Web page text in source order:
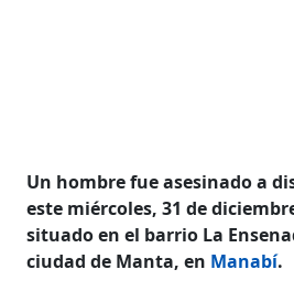
Un hombre fue asesinado a
este miércoles, 31 de
situado en el barrio La
ciudad de Manta, en Manabí.